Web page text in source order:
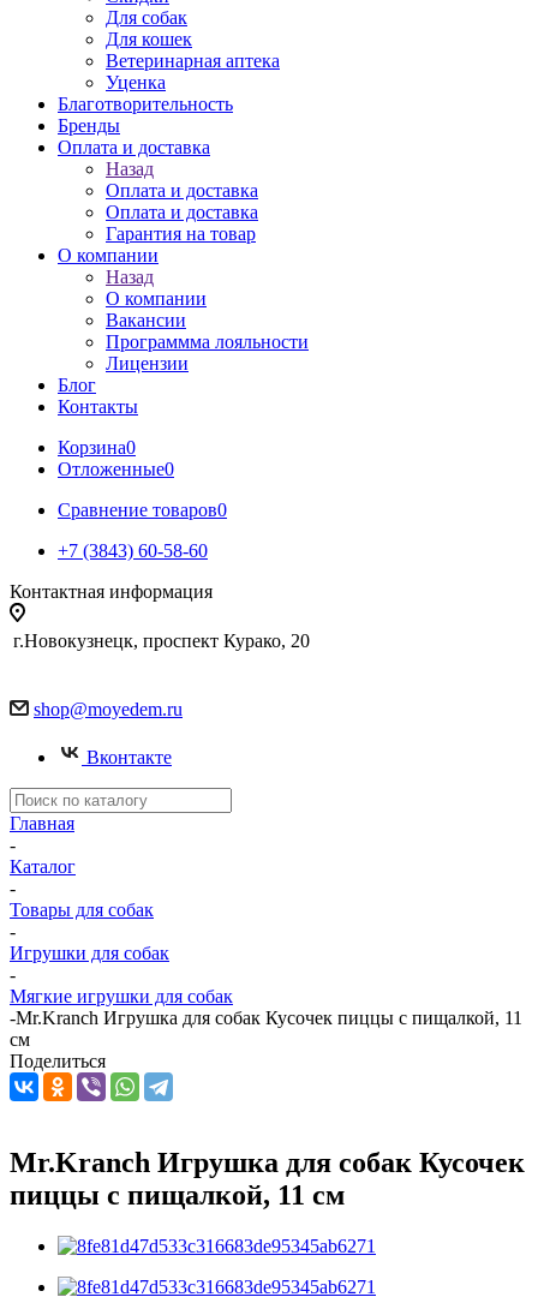
Для собак
Для кошек
Ветеринарная аптека
Уценка
Благотворительность
Бренды
Оплата и доставка
Назад
Оплата и доставка
Оплата и доставка
Гарантия на товар
О компании
Назад
О компании
Вакансии
Программма лояльности
Лицензии
Блог
Контакты
Корзина0
Отложенные0
Сравнение товаров0
+7 (3843) 60-58-60
Контактная информация
г.Новокузнецк, проспект Курако, 20
shop@moyedem.ru
Вконтакте
Главная
-
Каталог
-
Товары для собак
-
Игрушки для собак
-
Мягкие игрушки для собак
-Mr.Kranch Игрушка для собак Кусочек пиццы с пищалкой, 11
см
Поделиться
Mr.Kranch Игрушка для собак Кусочек
пиццы с пищалкой, 11 см